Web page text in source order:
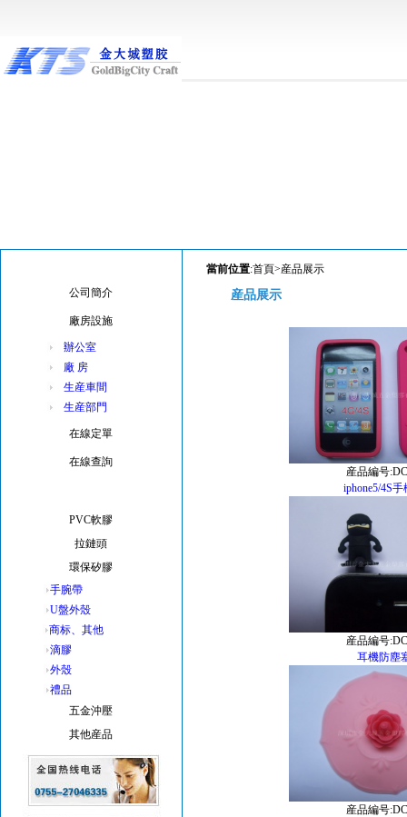
公司簡介
廠房設施
辦公室
廠 房
生産車間
生産部門
在線定單
在線查詢
PVC軟膠
拉鏈頭
環保矽膠
手腕帶
U盤外殼
商标、其他
滴膠
外殼
禮品
五金沖壓
其他産品
當前位置:首頁>産品展示
産品展示
産品編号
iphone5/4S
産品編号
耳機防塵
産品編号